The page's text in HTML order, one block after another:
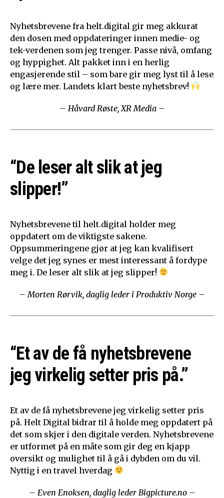
Nyhetsbrevene fra helt.digital gir meg akkurat
den dosen med oppdateringer innen medie- og
tek-verdenen som jeg trenger. Passe nivå, omfang
og hyppighet. Alt pakket inn i en herlig
engasjerende stil – som bare gir meg lyst til å lese
og lære mer. Landets klart beste nyhetsbrev!
– Håvard Røste, XR Media –
“De leser alt slik at jeg
slipper!”
Nyhetsbrevene til helt.digital holder meg
oppdatert om de viktigste sakene.
Oppsummeringene gjør at jeg kan kvalifisert
velge det jeg synes er mest interessant å fordype
meg i. De leser alt slik at jeg slipper!
– Morten Rørvik, daglig leder i Produktiv Norge –
“Et av de få nyhetsbrevene
jeg virkelig setter pris på.”
Et av de få nyhetsbrevene jeg virkelig setter pris
på. Helt Digital bidrar til å holde meg oppdatert på
det som skjer i den digitale verden. Nyhetsbrevene
er utformet på en måte som gir deg en kjapp
oversikt og mulighet til å gå i dybden om du vil.
Nyttig i en travel hverdag
– Even Enoksen, daglig leder Bigpicture.no –